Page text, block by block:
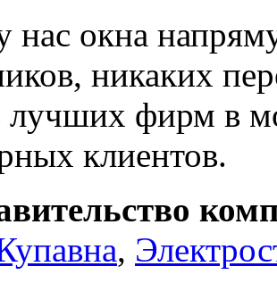
нас окна
никаких
лучших фирм в
клиентов.
,